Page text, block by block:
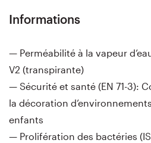
Informations
— Perméabilité à la vapeur
V2 (transpirante)
— Sécurité et santé (EN 71-3):
la décoration
enfants
— Prolifération des bactéries